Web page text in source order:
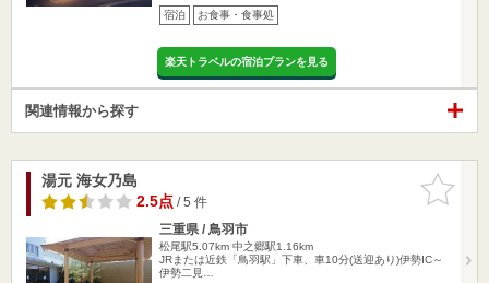
宿泊 お食事・食事処
楽天トラベルの宿泊プランを見る
関連情報から探す
お気に入
りに追加
湯元 海女乃島
2.5点/ 5 件
三重県 / 鳥羽市
松尾駅5.07km 中之郷駅1.16km
JRまたは近鉄「鳥羽駅」下車、車10分(送迎あり)伊勢IC～
伊勢二見…